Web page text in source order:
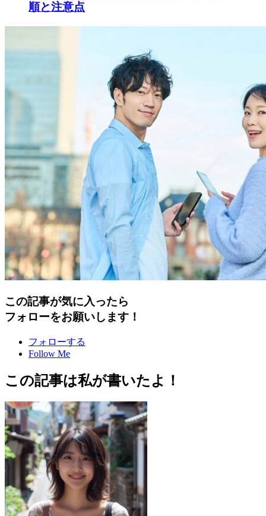
順と注意点
この記事が気に入ったら
フォローをお願いします！
フォローする
Follow Me
この記事は私が書いたよ！